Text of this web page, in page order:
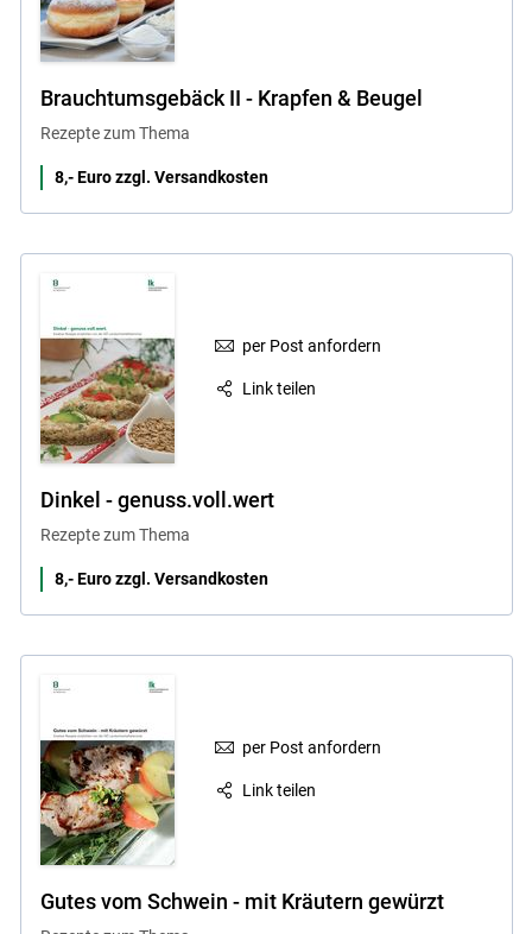
Brauchtumsgebäck II - Krapfen & Beugel
Rezepte zum Thema
8,- Euro zzgl. Versandkosten
per Post anfordern
Link teilen
Dinkel - genuss.voll.wert
Rezepte zum Thema
8,- Euro zzgl. Versandkosten
per Post anfordern
Link teilen
Gutes vom Schwein - mit Kräutern gewürzt